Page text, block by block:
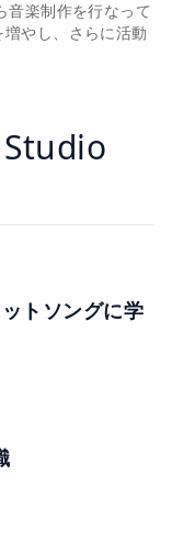
楽制作を行なって
やし、さらに活動
トソングに学